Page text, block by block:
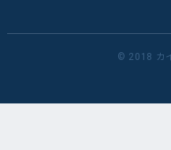
© 2018 カ